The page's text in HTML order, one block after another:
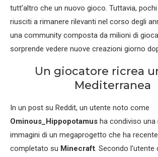
tutt’altro che un nuovo gioco. Tuttavia,
riusciti a rimanere rilevanti nel corso degli
una community composta da milioni di
sorprende vedere nuove creazioni giorno
Un giocatore ricrea
Mediterranea
In un post su Reddit, un utente noto come
Ominous_Hippopotamus ha condiviso
immagini di un megaprogetto che ha
completato su Minecraft. Secondo l’utente